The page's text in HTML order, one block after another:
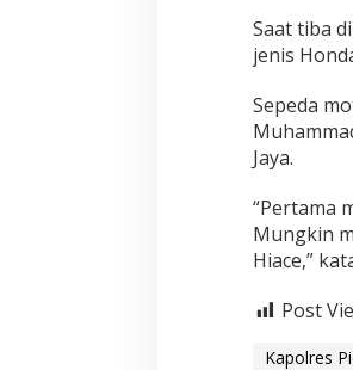
Saat tiba
jenis
Sepeda
Jaya.
“Pertama
Mungkin
Hiace,”
Post
Kapolres